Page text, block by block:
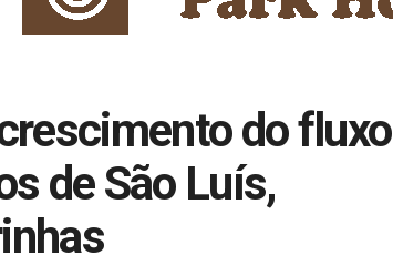
do fluxo
de São Luís,